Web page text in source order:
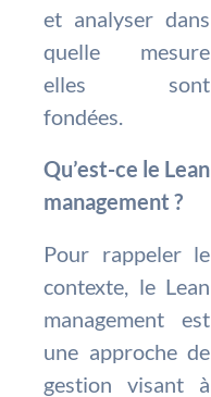
et analyser dans
quelle mesure
elles sont
fondées.
Qu’est-ce le Lean
management ?
Pour rappeler le
contexte, le Lean
management est
une approche de
gestion visant à